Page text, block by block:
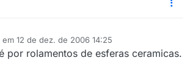
em 12 de dez. de 2006 14:25
por
por rolamentos de esferas ceramicas.